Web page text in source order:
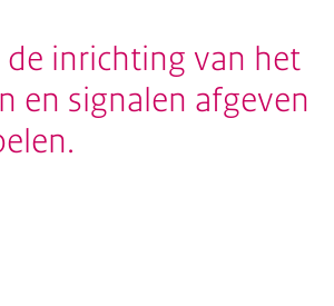
inrichting van het
en signalen afgeven